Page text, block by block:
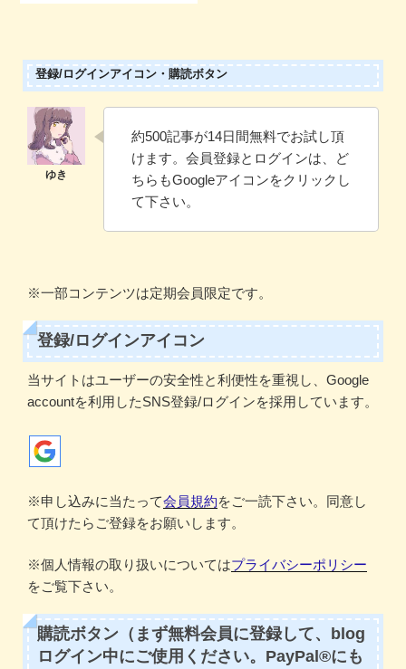
登録/ログインアイコン・購読ボタン
約500記事が14日間無料でお試し頂
けます。会員登録とログインは、ど
ちらもGoogleアイコンをクリックし
て下さい。
※一部コンテンツは定期会員限定です。
登録/ログインアイコン
当サイトはユーザーの安全性と利便性を重視し、Google
accountを利用したSNS登録/ログインを採用しています。
※申し込みに当たって会員規約をご一読下さい。同意し
て頂けたらご登録をお願いします。
※個人情報の取り扱いについてはプライバシーポリシー
をご覧下さい。
購読ボタン（まず無料会員に登録して、blog
ログイン中にご使用ください。PayPal®にも